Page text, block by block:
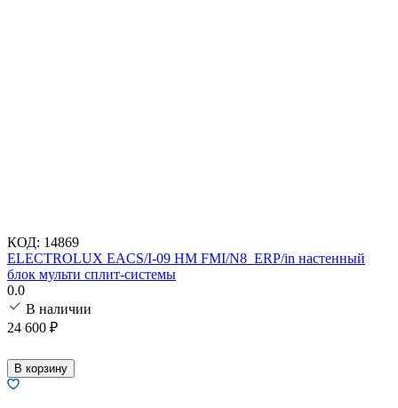
КОД: 14869
ELECTROLUX EACS/I-09 HM FMI/N8_ERP/in настенный
блок мульти сплит-системы
0.0
В наличии
24 600 ₽
В корзину